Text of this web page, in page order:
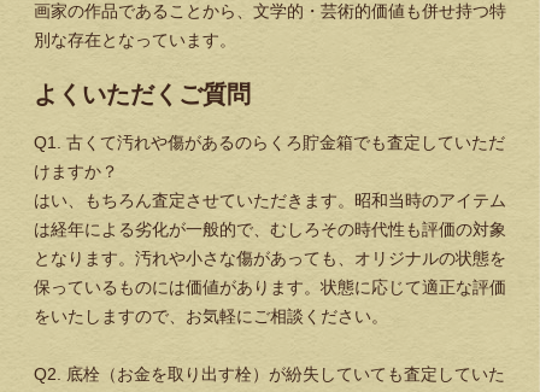
画家の作品であることから、文学的・芸術的価値も併せ持つ特
別な存在となっています。
よくいただくご質問
Q1. 古くて汚れや傷があるのらくろ貯金箱でも査定していただ
けますか？
はい、もちろん査定させていただきます。昭和当時のアイテム
は経年による劣化が一般的で、むしろその時代性も評価の対象
となります。汚れや小さな傷があっても、オリジナルの状態を
保っているものには価値があります。状態に応じて適正な評価
をいたしますので、お気軽にご相談ください。
Q2. 底栓（お金を取り出す栓）が紛失していても査定していた